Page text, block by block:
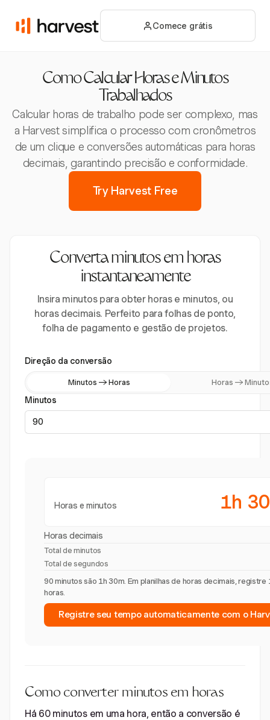
Comece grátis
Como Calcular Horas e Minutos
Trabalhados
Calcular horas de trabalho pode ser complexo, mas
a Harvest simplifica o processo com cronômetros
de um clique e conversões automáticas para horas
decimais, garantindo precisão e conformidade.
Try Harvest Free
Converta minutos em horas
instantaneamente
Insira minutos para obter horas e minutos, ou
horas decimais. Perfeito para folhas de ponto,
folha de pagamento e gestão de projetos.
Direção da conversão
Minutos → Horas Horas →
Minutos
Horas e minutos 1h
Horas decimais
Total de minutos
Total de segundos
90 minutos são 1h 30m. Em planilhas de horas decimais, registre
horas.
Registre seu tempo automaticamente com o
Como converter minutos em horas
Há 60 minutos em uma hora, então a conversão é